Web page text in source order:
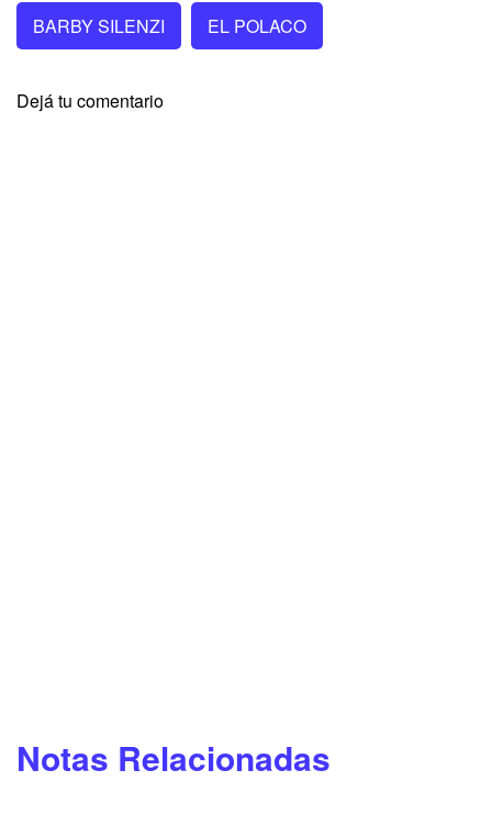
BARBY SILENZI
EL POLACO
Dejá tu comentario
Notas Relacionadas